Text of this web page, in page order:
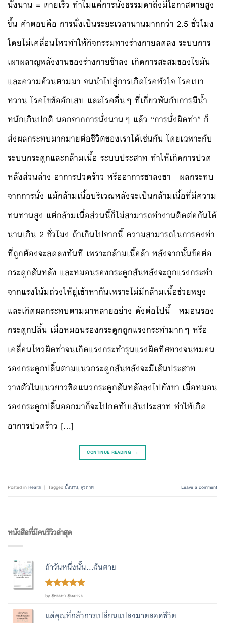
นั่งนาน = ตายเร็ว ทำไมแค่การนั่งธรรมดาถึงมีโอกาสตายสูง
ขึ้น คำตอบคือ การนั่งเป็นระยะเวลานานมากกว่า 2.5 ชั่วโมง
โดยไม่เคลื่อนไหวทำให้กิจกรรมทางร่างกายลดลง ระบบการ
เผาผลาญพลังงานของร่างกายช้าลง เกิดการสะสมของไขมัน
และความอ้วนตามมา จนนำไปสู่การเกิดโรคหัวใจ โรคเบา
หวาน โรคไขข้ออักเสบ และโรคอื่นๆ ที่เกี่ยวพันกับการมีน้ำ
หนักเกินปกติ นอกจากการนั่งนานๆ แล้ว “การนั่งผิดท่า” ก็
ส่งผลกระทบมากมายต่อชีวิตของเราได้เช่นกัน โดยเฉพาะกับ
ระบบกระดูกและกล้ามเนื้อ ระบบประสาท ทำให้เกิดการปวด
หลังส่วนล่าง อาการปวดร้าว หรืออาการชาลงขา ผลกระทบ
จากการนั่ง แม้กล้ามเนื้อบริเวณหลังจะเป็นกล้ามเนื้อที่มีความ
ทนทานสูง แต่กล้ามเนื้อส่วนนี้ก็ไม่สามารถทำงานติดต่อกันได้
นานเกิน 2 ชั่วโมง ถ้าเกินไปจากนี้ ความสามารถในการคงท่า
ที่ถูกต้องจะลดลงทันที เพราะกล้ามเนื้อล้า หลังจากนั้นข้อต่อ
กระดูกสันหลัง และหมอนรองกระดูกสันหลังจะถูกแรงกระทำ
จากแรงโน้มถ่วงให้ยู่เข้าหากันเพราะไม่มีกล้ามเนื้อช่วยพยุง
และเกิดผลกระทบตามมาหลายอย่าง ดังต่อไปนี้ หมอนรอง
กระดูกปลิ้น เมื่อหมอนรองกระดูกถูกแรงกระทำมากๆ หรือ
เคลื่อนไหวผิดท่าจนเกิดแรงกระทำรุนแรงผิดทิศทางจนหมอน
รองกระดูกปลิ้นตามแนวกระดูกสันหลังจะมีเส้นประสาท
วางตัวในแนวยาวชิดแนวกระดูกสันหลังลงไปยังขา เมื่อหมอน
รองกระดูกปลิ้นออกมาก็จะไปกดทับเส้นประสาท ทำให้เกิด
อาการปวดร้าว […]
CONTINUE READING →
Posted inHealth | Taggedนั่งนาน,สุขภาพ Leave a comment
หนังสือที่มีคนรีวิวล่าสุด
ถ้าวันหนึ่งนั้น...ฉันตาย
Rated 5out
by สุพรรษา สุระถาวร
แด่คุณที่กลัวการเปลี่ยนแปลงมาตลอดชีวิต